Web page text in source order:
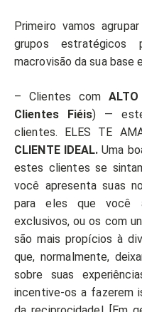
Primeiro vamos
grupos
macrovisão da sua base
– Clientes comALTO
Clientes Fiéis) — este
clientes. ELES TE
CLIENTE IDEAL. Uma
estes clientes se
você apresenta suas
para eles que você
exclusivos, ou os com
são mais propícios à
que, normalmente,
sobre suas
incentive-os a fazerem